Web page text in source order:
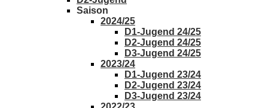
Saison
2024/25
D1-Jugend 24/25
D2-Jugend 24/25
D3-Jugend 24/25
2023/24
D1-Jugend 23/24
D2-Jugend 23/24
D3-Jugend 23/24